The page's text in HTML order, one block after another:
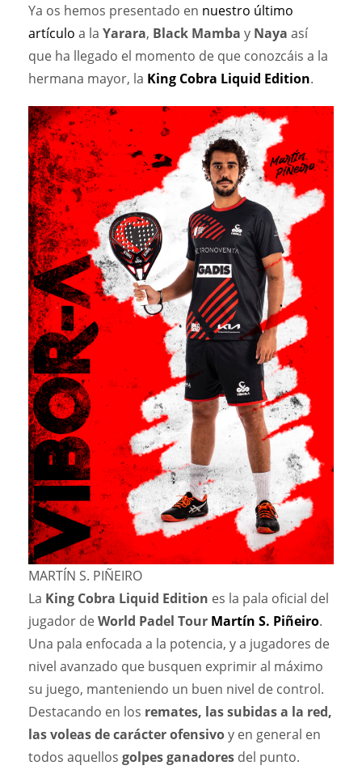
Ya os hemos presentado en nuestro último
artículo a la Yarara, Black Mamba y Naya así
que ha llegado el momento de que conozcáis a la
hermana mayor, la King Cobra Liquid Edition.
MARTÍN S. PIÑEIRO
La King Cobra Liquid Edition es la pala oficial del
jugador deWorld Padel Tour Martín S. Piñeiro.
Una pala enfocada a la potencia, y a jugadores de
nivel avanzado que busquen exprimir al máximo
su juego, manteniendo un buen nivel de control.
Destacando en los remates, las subidas a la red,
las voleas de carácter ofensivoy en general en
todos aquellos golpes ganadores del punto.